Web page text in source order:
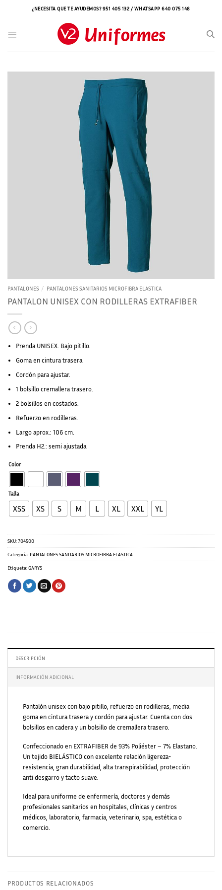
¿NECESITA QUE TE AYUDEMOS? 951 405 132 / WHATSAPP 640 075 148
PANTALONES / PANTALONES SANITARIOS MICROFIBRA ELASTICA
PANTALON UNISEX CON RODILLERAS EXTRAFIBER
Prenda UNISEX. Bajo pitillo.
Goma en cintura trasera.
Cordón para ajustar.
1 bolsillo cremallera trasero.
2 bolsillos en costados.
Refuerzo en rodilleras.
Largo aprox.: 106 cm.
Prenda H2.: semi ajustada.
Color
Talla
XSS XS S M L XL XXL YL
SKU:704500
Categoría: PANTALONES SANITARIOS MICROFIBRA ELASTICA
Etiqueta:GARYS
DESCRIPCIÓN
INFORMACIÓN ADICIONAL
Pantalón unisex con bajo pitillo, refuerzo en rodilleras, media
goma en cintura trasera y cordón para ajustar. Cuenta con dos
bolsillos en cadera y un bolsillo de cremallera trasero.
Confeccionado en EXTRAFIBER de 93% Poliéster – 7% Elastano.
Un tejido BIELÁSTICO con excelente relación ligereza-
resistencia, gran durabilidad, alta transpirabilidad, protección
anti desgarro y tacto suave.
Ideal para uniforme de enfermería, doctores y demás
profesionales sanitarios en hospitales, clínicas y centros
médicos, laboratorio, farmacia, veterinario, spa, estética o
comercio.
PRODUCTOS RELACIONADOS